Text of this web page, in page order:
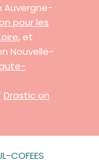
Auvergne-
pour les
, et
Nouvelle-
Drastic on